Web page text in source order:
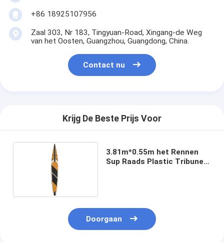
+86 18925107956
Zaal 303, Nr 183, Tingyuan-Road, Xingang-de Weg
van het Oosten, Guangzhou, Guangdong, China.
Contact nu
Krijg De Beste Prijs Voor
3.81m*0.55m het Rennen
Sup Raads Plastic Tribune
Doorgaan